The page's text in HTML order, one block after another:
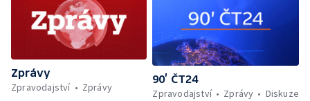
Zprávy
Zpravodajství
Zprávy
90’ ČT24
Zpravodajství
Zprávy Diskuze